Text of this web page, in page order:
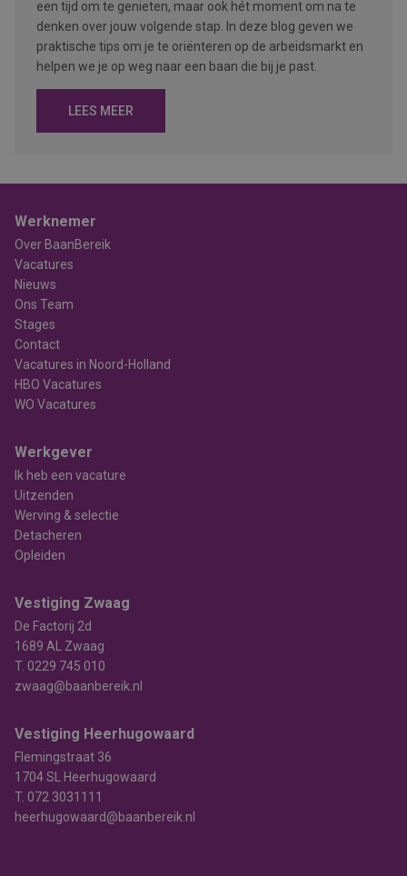
een tijd om te genieten, maar ook hét moment om na te
denken over jouw volgende stap. In deze blog geven we
praktische tips om je te oriënteren op de arbeidsmarkt en
helpen we je op weg naar een baan die bij je past.
LEES MEER
Werknemer
Over BaanBereik
Vacatures
Nieuws
Ons Team
Stages
Contact
Vacatures in Noord-Holland
HBO Vacatures
WO Vacatures
Werkgever
Ik heb een vacature
Uitzenden
Werving & selectie
Detacheren
Opleiden
Vestiging Zwaag
De Factorij 2d
1689 AL Zwaag
T. 0229 745 010
zwaag@baanbereik.nl
Vestiging Heerhugowaard
Flemingstraat 36
1704 SL Heerhugowaard
T. 072 3031111
heerhugowaard@baanbereik.nl